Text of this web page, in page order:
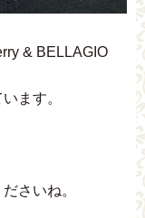
& BELLAGIO
ます。
さいね。